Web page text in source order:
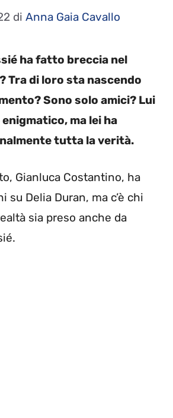
di Anna Gaia Cavallo
ha fatto breccia nel
Tra di loro sta nascendo
Sono solo amici? Lui
ma lei ha
tutta la verità.
Gianluca Costantino, ha
su Delia Duran, ma c’è chi
sia preso anche da